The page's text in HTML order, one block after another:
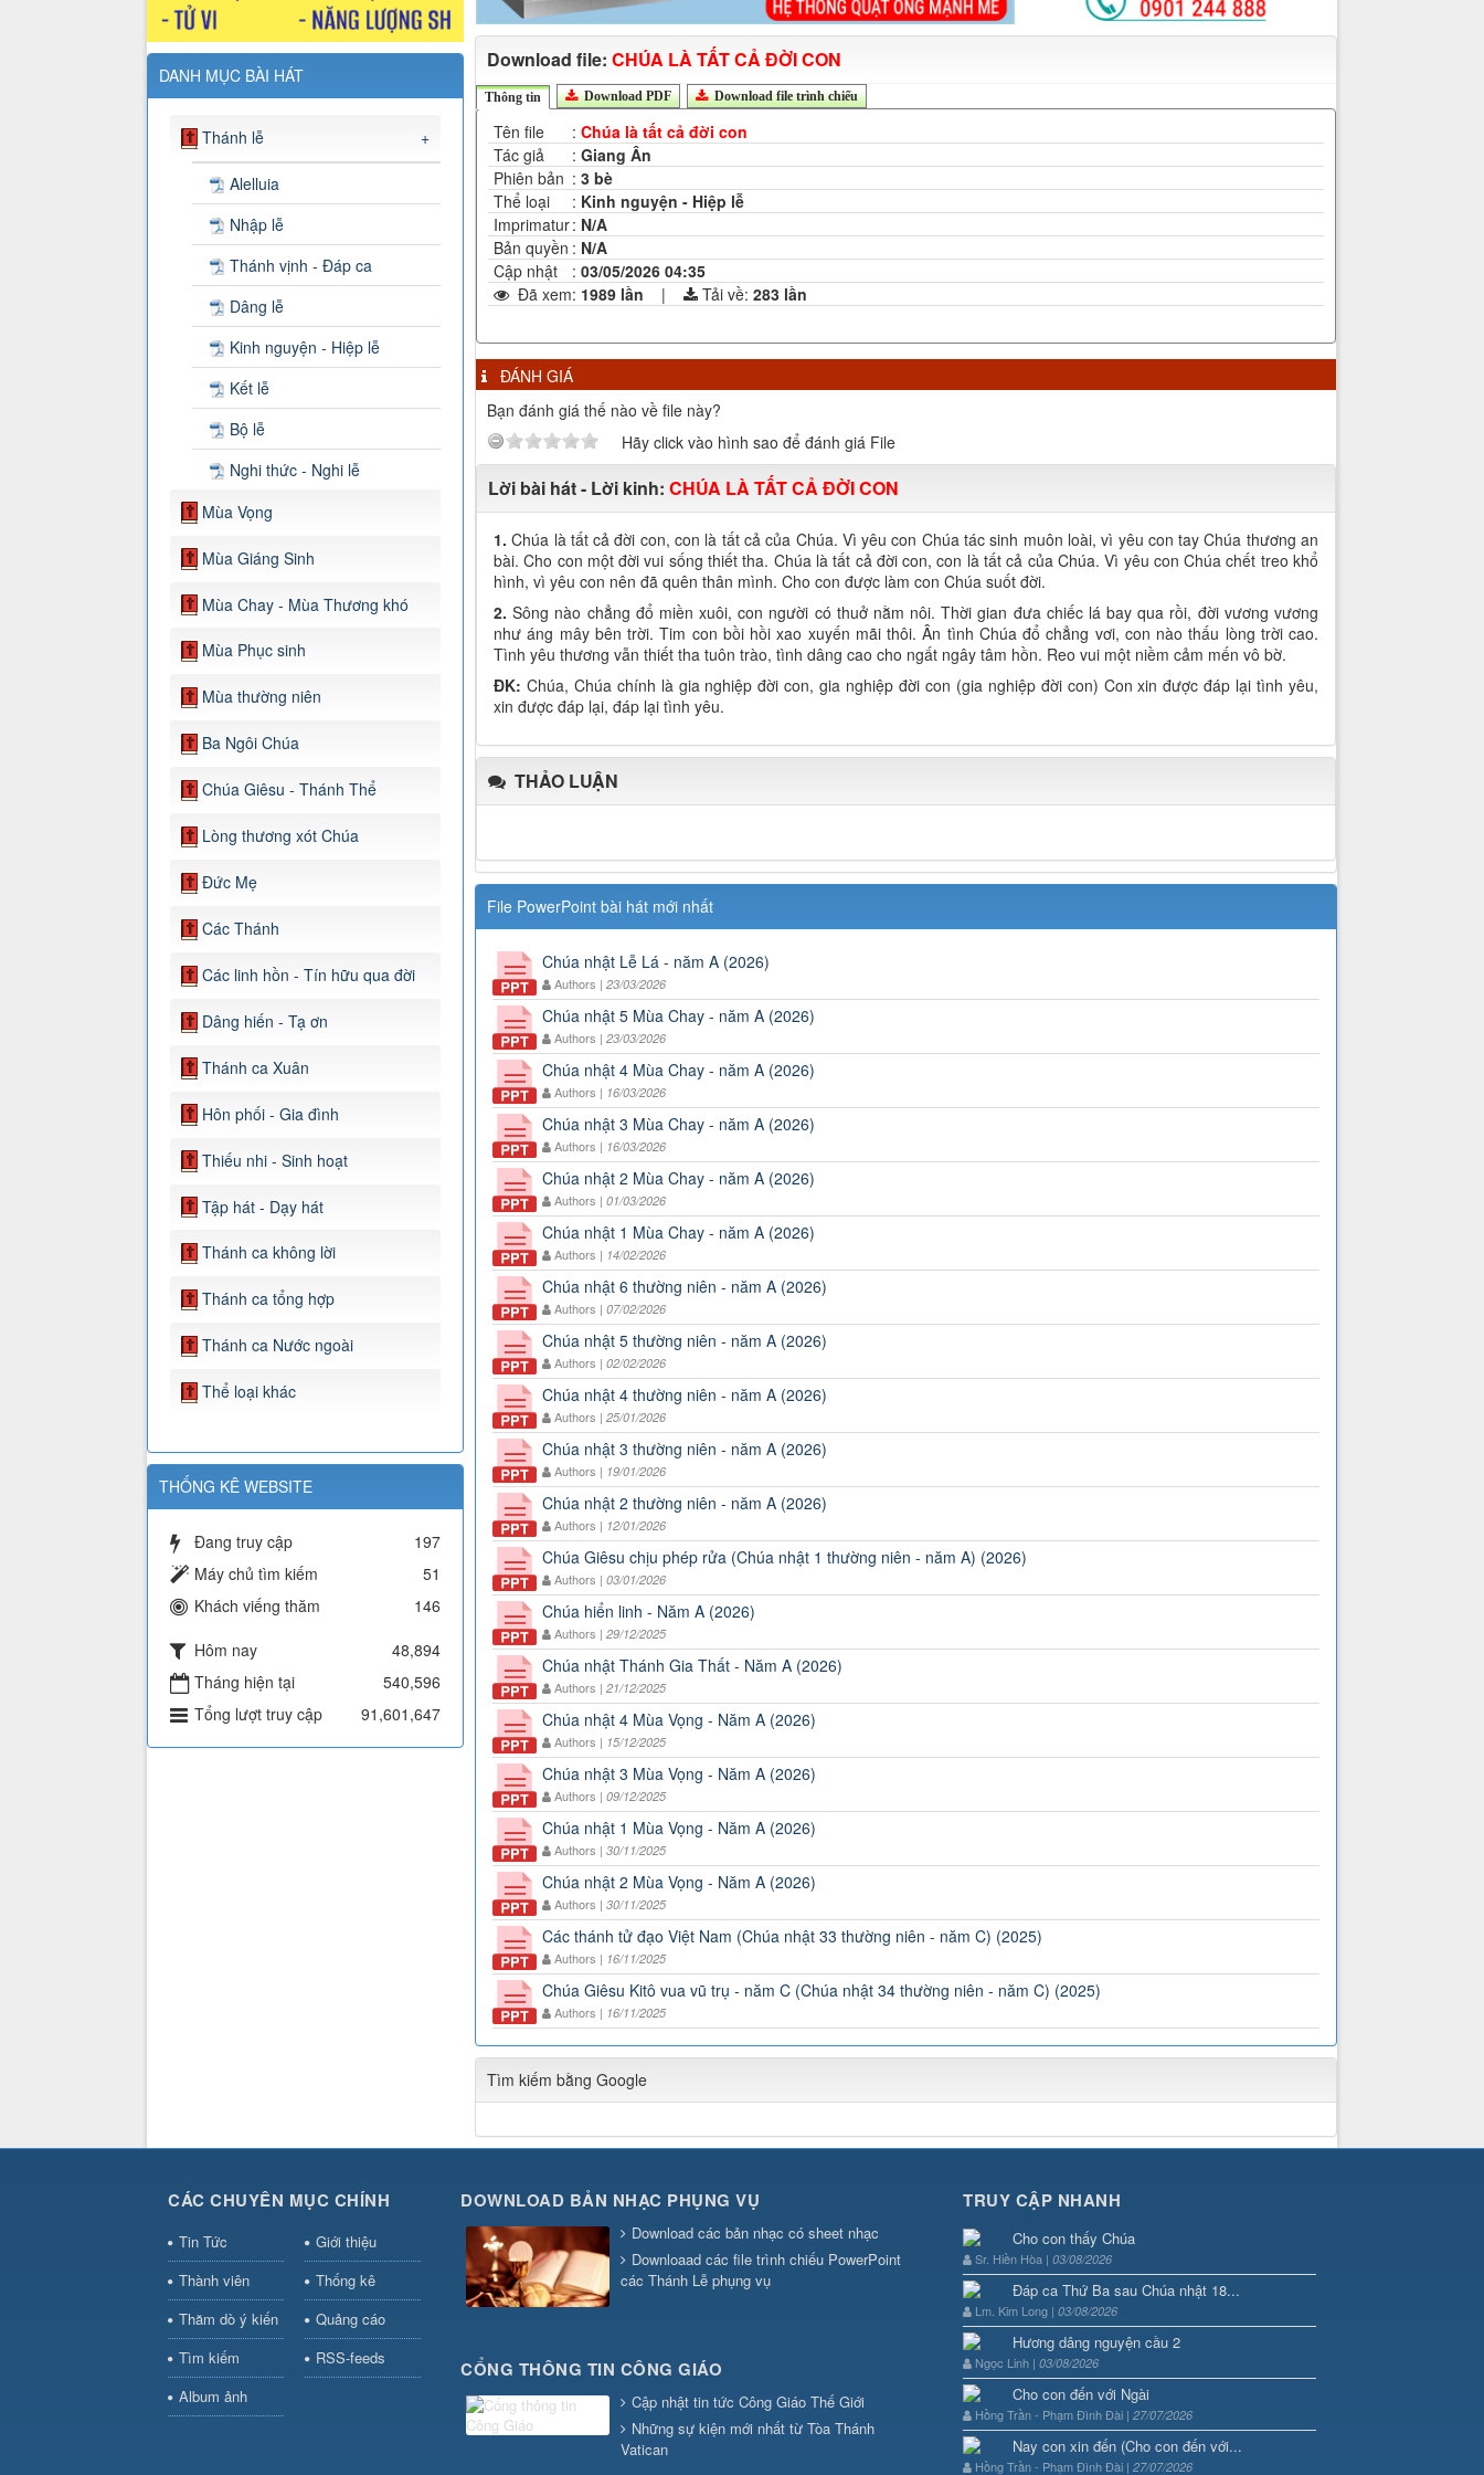
DANH MỤC BÀI HÁT
Thánh lễ +
Alelluia
Nhập lễ
Thánh vịnh - Đáp ca
Dâng lễ
Kinh nguyện - Hiệp lễ
Kết lễ
Bộ lễ
Nghi thức - Nghi lễ
Mùa Vọng
Mùa Giáng Sinh
Mùa Chay - Mùa Thương khó
Mùa Phục sinh
Mùa thường niên
Ba Ngôi Chúa
Chúa Giêsu - Thánh Thể
Lòng thương xót Chúa
Đức Mẹ
Các Thánh
Các linh hồn - Tín hữu qua đời
Dâng hiến - Tạ ơn
Thánh ca Xuân
Hôn phối - Gia đình
Thiếu nhi - Sinh hoạt
Tập hát - Dạy hát
Thánh ca không lời
Thánh ca tổng hợp
Thánh ca Nước ngoài
Thể loại khác
THỐNG KÊ WEBSITE
Đang truy cập
197
Máy chủ tìm kiếm
51
Khách viếng thăm
146
Hôm nay
48,894
Tháng hiện tại
540,596
Tổng lượt truy cập
91,601,647
Download file: CHÚA LÀ TẤT CẢ ĐỜI CON
Thông tin Download PDF Download file trình chiếu
Tên file : Chúa là tất cả đời con
Tác giả
: Giang Ân
Phiên bản : 3 bè
Thể loại
: Kinh nguyện - Hiệp lễ
Imprimatur: N/A
Bản quyền : N/A
Cập nhật
: 03/05/2026 04:35
Đã xem: 1989 lần | Tải về: 283 lần
ĐÁNH GIÁ
Bạn đánh giá thế nào về file này?
Hãy click vào hình sao để đánh giá File
Lời bài hát - Lời kinh: CHÚA LÀ TẤT CẢ ĐỜI CON
1.Chúa là tất cả đời con, con là tất cả của Chúa. Vì yêu con Chúa tác sinh muôn loài, vì yêu con tay Chúa thương an
bài. Cho con một đời vui sống thiết tha. Chúa là tất cả đời con, con là tất cả của Chúa. Vì yêu con Chúa chết treo khổ
hình, vì yêu con nên đã quên thân mình. Cho con được làm con Chúa suốt đời.
2.Sông nào chẳng đổ miền xuôi, con người có thuở nằm nôi. Thời gian đưa chiếc lá bay qua rồi, đời vương vương
như áng mây bên trời. Tim con bồi hồi xao xuyến mãi thôi. Ân tình Chúa đổ chẳng vơi, con nào thấu lòng trời cao.
Tình yêu thương vẫn thiết tha tuôn trào, tình dâng cao cho ngất ngây tâm hồn. Reo vui một niềm cảm mến vô bờ.
ĐK: Chúa, Chúa chính là gia nghiệp đời con, gia nghiệp đời con (gia nghiệp đời con) Con xin được đáp lại tình yêu,
xin được đáp lại, đáp lại tình yêu.
THẢO LUẬN
File PowerPoint bài hát mới nhất
Chúa nhật Lễ Lá - năm A (2026)
Authors | 23/03/2026
Chúa nhật 5 Mùa Chay - năm A (2026)
Authors | 23/03/2026
Chúa nhật 4 Mùa Chay - năm A (2026)
Authors | 16/03/2026
Chúa nhật 3 Mùa Chay - năm A (2026)
Authors | 16/03/2026
Chúa nhật 2 Mùa Chay - năm A (2026)
Authors | 01/03/2026
Chúa nhật 1 Mùa Chay - năm A (2026)
Authors | 14/02/2026
Chúa nhật 6 thường niên - năm A (2026)
Authors | 07/02/2026
Chúa nhật 5 thường niên - năm A (2026)
Authors | 02/02/2026
Chúa nhật 4 thường niên - năm A (2026)
Authors | 25/01/2026
Chúa nhật 3 thường niên - năm A (2026)
Authors | 19/01/2026
Chúa nhật 2 thường niên - năm A (2026)
Authors | 12/01/2026
Chúa Giêsu chịu phép rửa (Chúa nhật 1 thường niên - năm A) (2026)
Authors | 03/01/2026
Chúa hiển linh - Năm A (2026)
Authors | 29/12/2025
Chúa nhật Thánh Gia Thất - Năm A (2026)
Authors | 21/12/2025
Chúa nhật 4 Mùa Vọng - Năm A (2026)
Authors | 15/12/2025
Chúa nhật 3 Mùa Vọng - Năm A (2026)
Authors | 09/12/2025
Chúa nhật 1 Mùa Vọng - Năm A (2026)
Authors | 30/11/2025
Chúa nhật 2 Mùa Vọng - Năm A (2026)
Authors | 30/11/2025
Các thánh tử đạo Việt Nam (Chúa nhật 33 thường niên - năm C) (2025)
Authors | 16/11/2025
Chúa Giêsu Kitô vua vũ trụ - năm C (Chúa nhật 34 thường niên - năm C) (2025)
Authors | 16/11/2025
Tìm kiếm bằng Google
CÁC CHUYÊN MỤC CHÍNH
Tin Tức
Giới thiệu
Thành viên
Thống kê
Thăm dò ý kiến
Quảng cáo
Tìm kiếm
RSS-feeds
Album ảnh
DOWNLOAD BẢN NHẠC PHỤNG VỤ
Download các bản nhạc có sheet nhạc
Downloaad các file trình chiếu PowerPoint
các Thánh Lễ phụng vụ
CỔNG THÔNG TIN CÔNG GIÁO
Cập nhật tin tức Công Giáo Thế Giới
Những sự kiện mới nhất từ Tòa Thánh
Vatican
TRUY CẬP NHANH
Cho con thấy Chúa
Sr. Hiền Hòa | 03/08/2026
Đáp ca Thứ Ba sau Chúa nhật 18...
Lm. Kim Long | 03/08/2026
Hương dâng nguyện cầu 2
Ngọc Linh | 03/08/2026
Cho con đến với Ngài
Hồng Trần - Phạm Đình Đài | 27/07/2026
Nay con xin đến (Cho con đến với...
Hồng Trần - Phạm Đình Đài | 27/07/2026